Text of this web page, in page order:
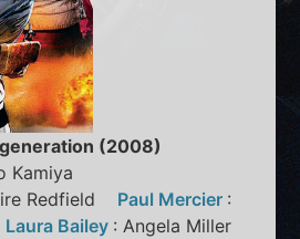
(2008)
Kamiya
Redfield Paul Mercier :
Laura Bailey : Angela Miller